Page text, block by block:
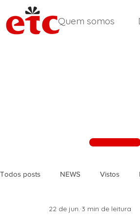
Quem somos
Todos posts NEWS Vistos
África do Sul Reino Unido
22 de jun. 3 min de leitura